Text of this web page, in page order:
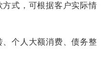
式，可根据客户实际情
个人大额消费、债务整